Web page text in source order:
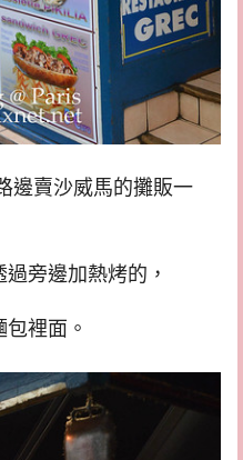
邊賣沙威馬的攤販一
旁邊加熱烤的，
裡面。